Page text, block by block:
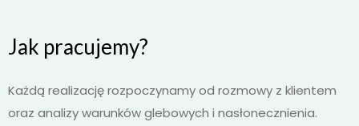
Jak pracujemy?
Każdą realizację rozpoczynamy od rozmowy z klientem
oraz analizy warunków glebowych i nasłonecznienia.